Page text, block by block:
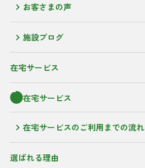
お客さまの声
施設ブログ
在宅サービス
在宅サービス
在宅サービスのご利用までの流れ
選ばれる理由